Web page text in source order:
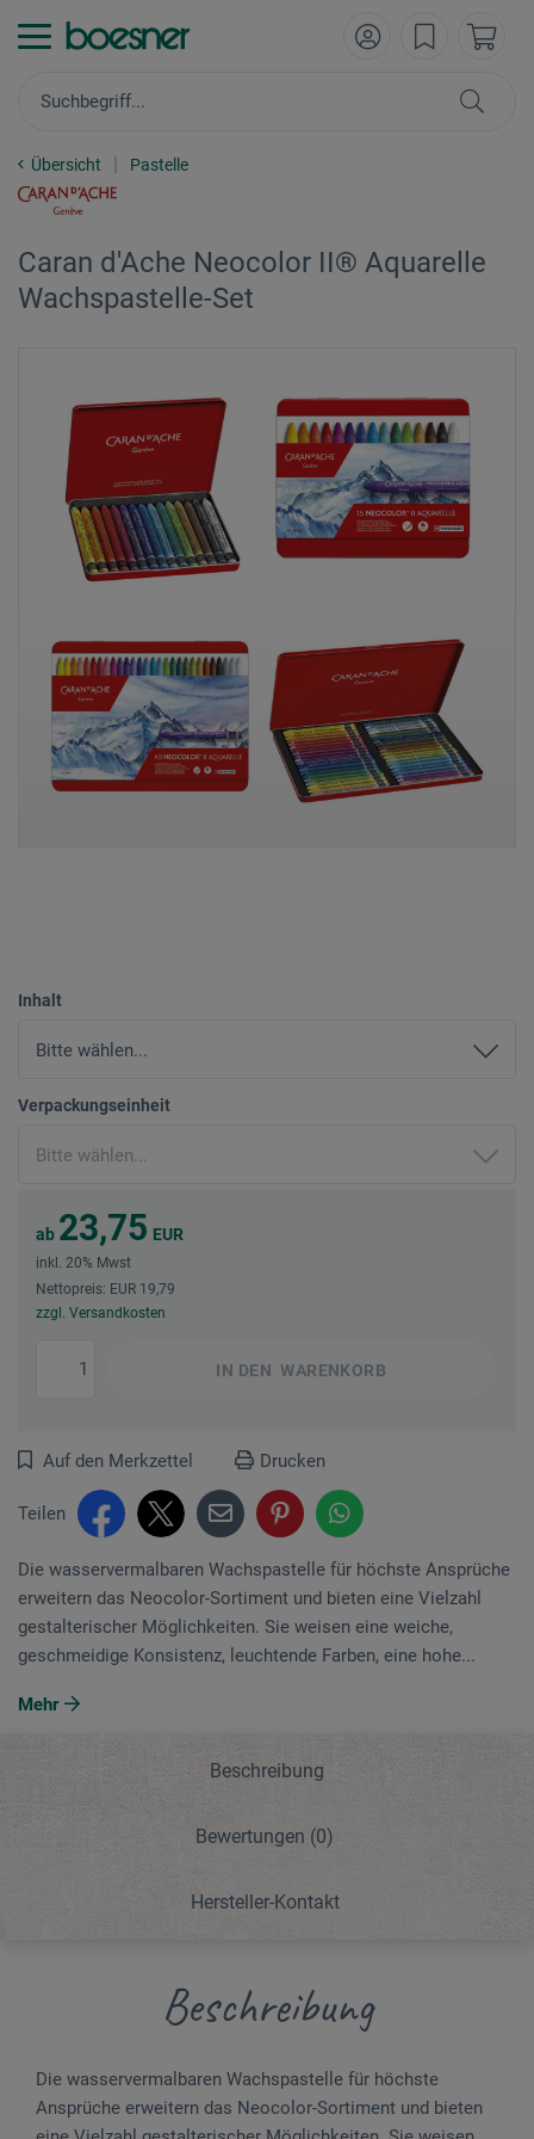
Übersicht Pastelle
Caran d'Ache Neocolor II® Aquarelle
Wachspastelle-Set
Inhalt
Verpackungseinheit
ab 23,75 EUR
inkl. 20% Mwst
Nettopreis: EUR 19,79
zzgl. Versandkosten
IN DEN WARENKORB
Auf den Merkzettel Drucken
Teilen
Die wasservermalbaren Wachspastelle für höchste Ansprüche
erweitern das Neocolor-Sortiment und bieten eine Vielzahl
gestalterischer Möglichkeiten. Sie weisen eine weiche,
geschmeidige Konsistenz, leuchtende Farben, eine hohe...
Mehr
Beschreibung
Bewertungen (0)
Hersteller-Kontakt
Beschreibung
Die wasservermalbaren Wachspastelle für höchste
Ansprüche erweitern das Neocolor-Sortiment und bieten